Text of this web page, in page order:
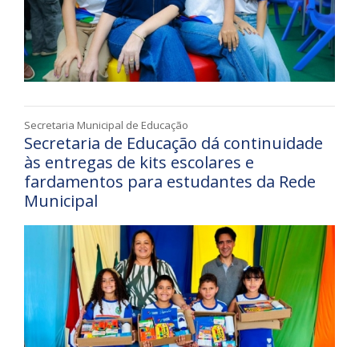
Secretaria Municipal de Educação
Secretaria de Educação dá continuidade
às entregas de kits escolares e
fardamentos para estudantes da Rede
Municipal